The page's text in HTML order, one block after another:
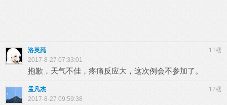
11楼
洛英莼
2017-8-27 07:33:01
抱歉，天气不佳，疼痛反应大，这次例会不参加了。
12楼
孟凡杰
2017-8-27 09:59:38